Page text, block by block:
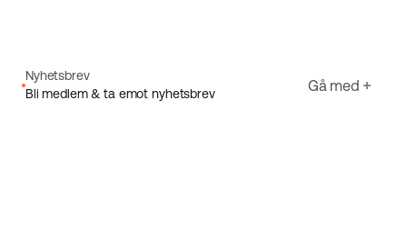
Nyhetsbrev
Bli medlem & ta emot nyhetsbrev
Gå med